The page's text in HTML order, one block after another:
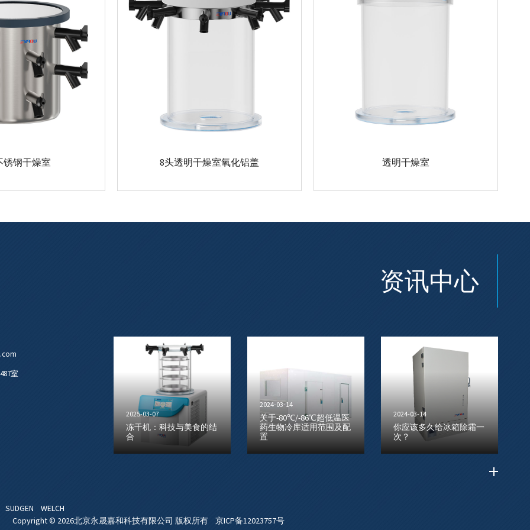
锈钢干燥室 8头透明干燥室氧化铝盖 透明干燥室
资讯中心
2025-03-07
冻干机：科技与美食的结
合
2024-03-14
关于-80℃/-86℃超低温医
药生物冷库适用范围及配
置
2024-03-14
你应该多久给冰箱除霜一
次？
室
SUDGEN WELCH
Copyright © 2026北京永晟嘉和科技有限公司 版权所有 京ICP备12023757号